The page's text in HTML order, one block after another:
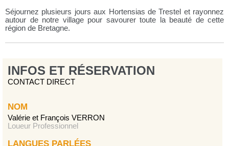
Séjournez plusieurs jours aux Hortensias de Trestel et rayonnez
autour de notre village pour savourer toute la beauté de cette
région de Bretagne.
INFOS ET RÉSERVATION
CONTACT DIRECT
NOM
Valérie et François VERRON
Loueur Professionnel
LANGUES PARLÉES